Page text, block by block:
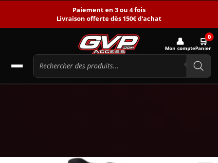
Paiement en 3 ou 4 fois
Livraison offerte dès 150€ d'achat
👤
Mon compte
🛒0
Panier